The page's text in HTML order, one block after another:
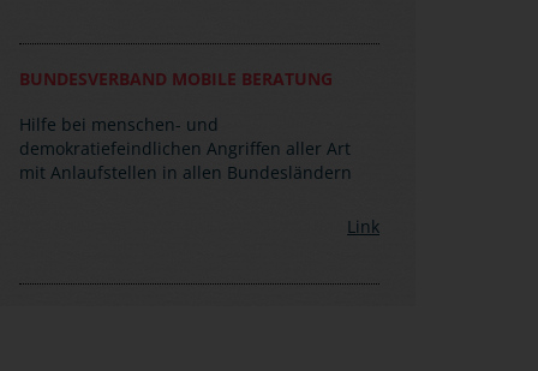
BUNDESVERBAND MOBILE BERATUNG
Hilfe bei menschen- und
demokratiefeindlichen Angriffen aller Art
mit Anlaufstellen in allen Bundesländern
Link